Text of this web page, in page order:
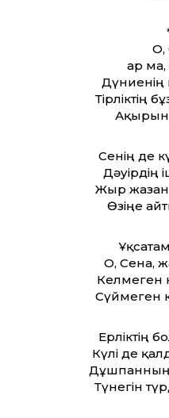
О,
ар
Дүниенің
Тірліктің
Ақырын
Сенің де
Дәуірдің
Жыр
Өзіңе
Ұқсатам
О, Сена,
Келмеген
Сүймеген
Ерліктің
Күлі де
Дұшпанның
Түнегін